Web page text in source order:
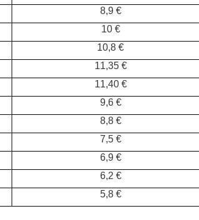
8,9 €
10 €
10,8 €
11,35 €
11,40 €
9,6 €
8,8 €
7,5 €
6,9 €
6,2 €
5,8 €